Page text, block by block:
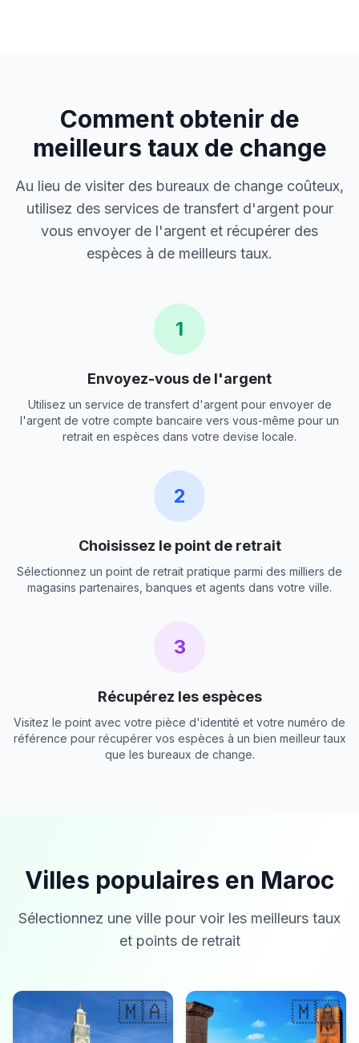
Comment obtenir de
meilleurs taux de change
Au lieu de visiter des bureaux de change coûteux,
utilisez des services de transfert d'argent pour
vous envoyer de l'argent et récupérer des
espèces à de meilleurs taux.
1
Envoyez-vous de l'argent
Utilisez un service de transfert d'argent pour envoyer de
l'argent de votre compte bancaire vers vous-même pour un
retrait en espèces dans votre devise locale.
2
Choisissez le point de retrait
Sélectionnez un point de retrait pratique parmi des milliers de
magasins partenaires, banques et agents dans votre ville.
3
Récupérez les espèces
Visitez le point avec votre pièce d'identité et votre numéro de
référence pour récupérer vos espèces à un bien meilleur taux
que les bureaux de change.
Villes populaires en Maroc
Sélectionnez une ville pour voir les meilleurs taux
et points de retrait
🇲🇦 🇲🇦